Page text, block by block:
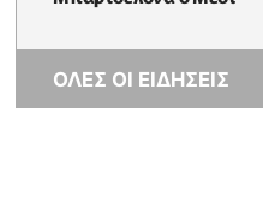
ΟΛΕΣ ΟΙ ΕΙΔΗΣΕΙΣ